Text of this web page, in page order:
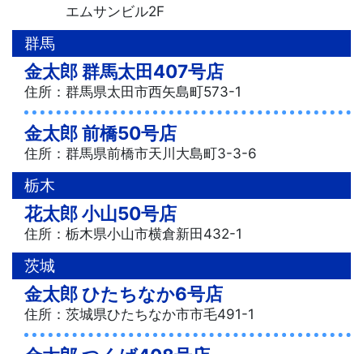
エムサンビル2F
群馬
金太郎 群馬太田407号店
住所：群馬県太田市西矢島町573-1
金太郎 前橋50号店
住所：群馬県前橋市天川大島町3-3-6
栃木
花太郎 小山50号店
住所：栃木県小山市横倉新田432-1
茨城
金太郎 ひたちなか6号店
住所：茨城県ひたちなか市市毛491-1